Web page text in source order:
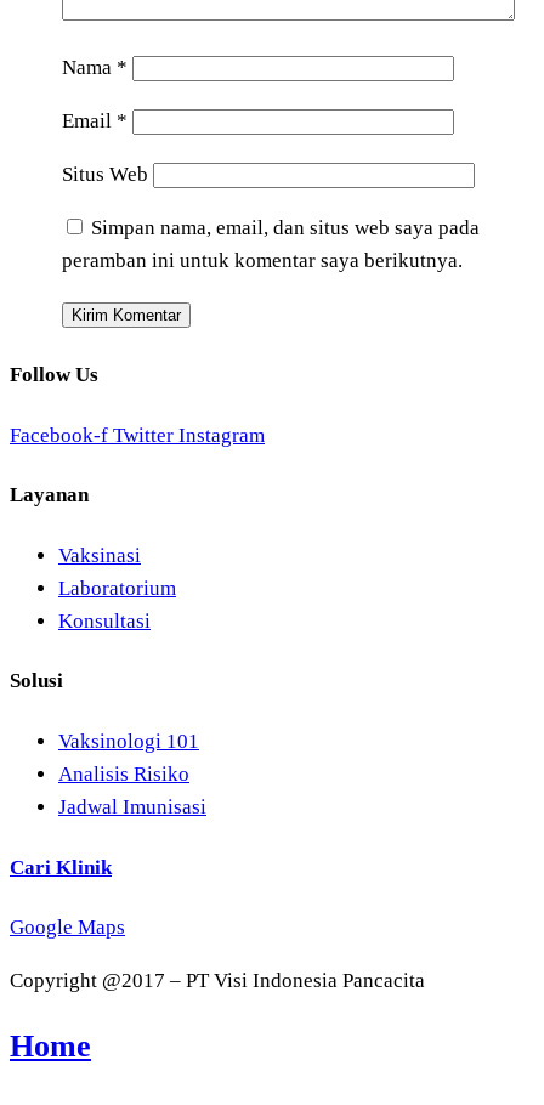
Nama *
Email *
Situs Web
Simpan nama, email, dan situs web saya pada
peramban ini untuk komentar saya berikutnya.
Follow Us
Facebook-f Twitter Instagram
Layanan
Vaksinasi
Laboratorium
Konsultasi
Solusi
Vaksinologi 101
Analisis Risiko
Jadwal Imunisasi
Cari Klinik
Google Maps
Copyright @2017 – PT Visi Indonesia Pancacita
Home